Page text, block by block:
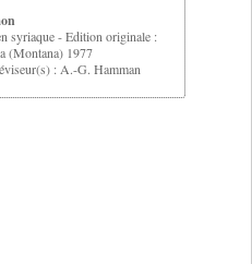
syriaque - Edition originale :
(Montana) 1977
: A.-G. Hamman